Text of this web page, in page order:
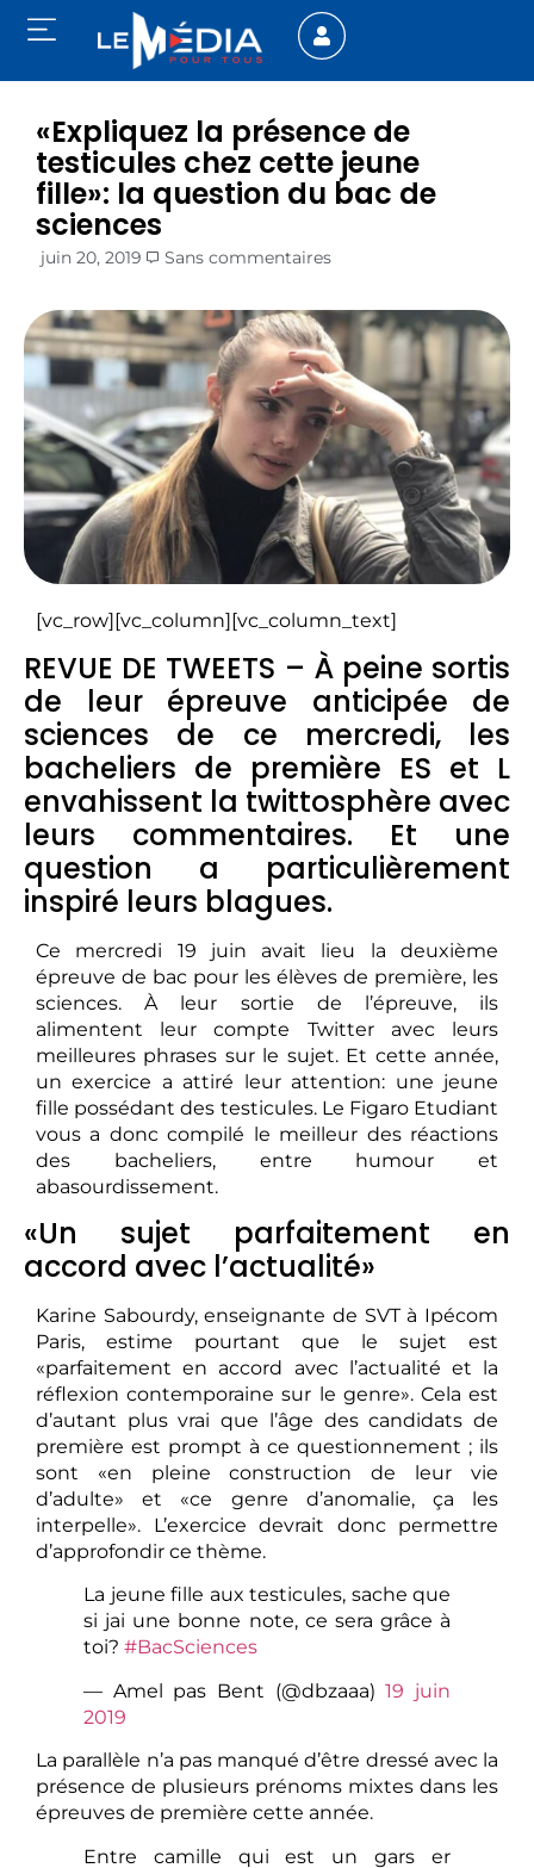
«Expliquez la présence de
testicules chez cette jeune
fille»: la question du bac de
sciences
juin 20, 2019 Sans commentaires
[vc_row][vc_column][vc_column_text]
REVUE DE TWEETS – À peine sortis
de leur épreuve anticipée de
sciences de ce mercredi, les
bacheliers de première ES et L
envahissent la twittosphère avec
leurs commentaires. Et une
question a particulièrement
inspiré leurs blagues.
Ce mercredi 19 juin avait lieu la deuxième
épreuve de bac pour les élèves de première, les
sciences. À leur sortie de l’épreuve, ils
alimentent leur compte Twitter avec leurs
meilleures phrases sur le sujet. Et cette année,
un exercice a attiré leur attention: une jeune
fille possédant des testicules. Le Figaro Etudiant
vous a donc compilé le meilleur des réactions
des bacheliers, entre humour et
abasourdissement.
«Un sujet parfaitement en
accord avec l’actualité»
Karine Sabourdy, enseignante de SVT à Ipécom
Paris, estime pourtant que le sujet est
«parfaitement en accord avec l’actualité et la
réflexion contemporaine sur le genre». Cela est
d’autant plus vrai que l’âge des candidats de
première est prompt à ce questionnement ; ils
sont «en pleine construction de leur vie
d’adulte» et «ce genre d’anomalie, ça les
interpelle». L’exercice devrait donc permettre
d’approfondir ce thème.
La jeune fille aux testicules, sache que
si jai une bonne note, ce sera grâce à
toi? #BacSciences
— Amel pas Bent (@dbzaaa)19 juin
2019
La parallèle n’a pas manqué d’être dressé avec la
présence de plusieurs prénoms mixtes dans les
épreuves de première cette année.
Entre camille qui est un gars er